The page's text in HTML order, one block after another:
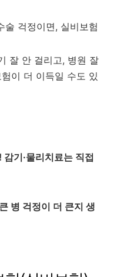
술 걱정이면, 실비보험
잘 안 걸리고, 병원 잘
이 더 이득일 수도 있
감기·물리치료는 직접
병 걱정이 더 큰지 생